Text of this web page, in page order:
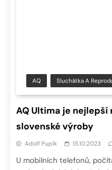
AQ Sluchátka A
AQ Ultima je
slovenské výroby
Adolf Pupík 15.10.2023
U mobilních telefonů,